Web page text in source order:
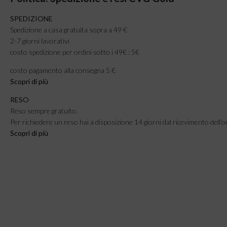
SPEDIZIONE
Spedizione a casa gratuita sopra a 49 €
2-7 giorni lavorativi
costo spedizione per ordini sotto i 49€ : 5€
costo pagamento alla consegna 5 €
Scopri di più
RESO
Reso sempre gratuito.
Per richiedere un reso hai a disposizione 14 giorni dal ricevimento
Scopri di più